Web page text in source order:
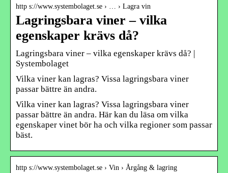
http s://www.systembolaget.se › … › Lagra vin
Lagringsbara viner – vilka
egenskaper krävs då?
Lagringsbara viner – vilka egenskaper krävs då? |
Systembolaget
Vilka viner kan lagras? Vissa lagringsbara viner
passar bättre än andra.
Vilka viner kan lagras? Vissa lagringsbara viner
passar bättre än andra. Här kan du läsa om vilka
egenskaper vinet bör ha och vilka regioner som passar
bäst.
http s://www.systembolaget.se › Vin › Årgång & lagring